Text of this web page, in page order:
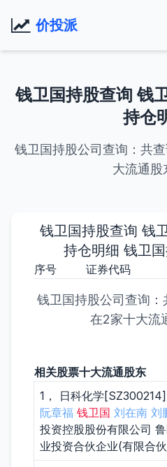
价投派
钱卫国持股查询 钱
持仓
钱卫国持股公司查询：共
大流通股
钱卫国持股查询 钱
持仓明细 钱卫
序号 证券代码
钱卫国持股公司查询
在2家十大流
相关股票十大流通股东
1， 日科化学[SZ300214]
阮章福 钱卫国 刘在南 刘
投资控股股份有限公司
业投资合伙企业(有限合